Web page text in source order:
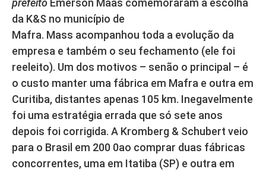
prefeito Emerson Maas comemoraram a escolha
da K&S no município de
Mafra. Mass acompanhou toda a evolução da
empresa e também o seu fechamento (ele foi
reeleito). Um dos motivos – senão o principal – é
o custo manter uma fábrica em Mafra e outra em
Curitiba, distantes apenas 105 km. Inegavelmente
foi uma estratégia errada que só sete anos
depois foi corrigida. A Kromberg & Schubert veio
para o Brasil em 200 0ao comprar duas fábricas
concorrentes, uma em Itatiba (SP) e outra em